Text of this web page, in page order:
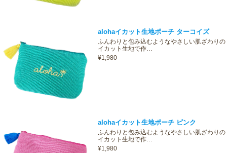
alohaイカット生地ポーチ ターコイズ
ふんわりと包み込むようなやさしい肌ざわりの
イカット生地で作…
¥1,980
alohaイカット生地ポーチ ピンク
ふんわりと包み込むようなやさしい肌ざわりの
イカット生地で作…
¥1,980